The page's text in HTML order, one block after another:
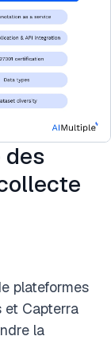
des
plateformes
et Capterra
la